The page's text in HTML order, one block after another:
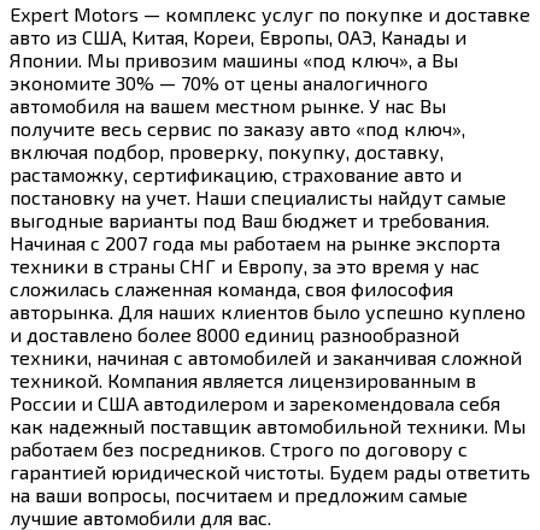
Expert Motors — комплекс услуг по покупке и доставке
авто из США, Китая, Кореи, Европы, ОАЭ, Канады и
Японии. Мы привозим машины «под ключ», а Вы
экономите 30% — 70% от цены аналогичного
автомобиля на вашем местном рынке. У нас Вы
получите весь сервис по заказу авто «под ключ»,
включая подбор, проверку, покупку, доставку,
растаможку, сертификацию, страхование авто и
постановку на учет. Наши специалисты найдут самые
выгодные варианты под Ваш бюджет и требования.
Начиная с 2007 года мы работаем на рынке экспорта
техники в страны СНГ и Европу, за это время у нас
сложилась слаженная команда, своя философия
авторынка. Для наших клиентов было успешно куплено
и доставлено более 8000 единиц разнообразной
техники, начиная с автомобилей и заканчивая сложной
техникой. Компания является лицензированным в
России и США автодилером и зарекомендовала себя
как надежный поставщик автомобильной техники. Мы
работаем без посредников. Строго по договору с
гарантией юридической чистоты. Будем рады ответить
на ваши вопросы, посчитаем и предложим самые
лучшие автомобили для вас.